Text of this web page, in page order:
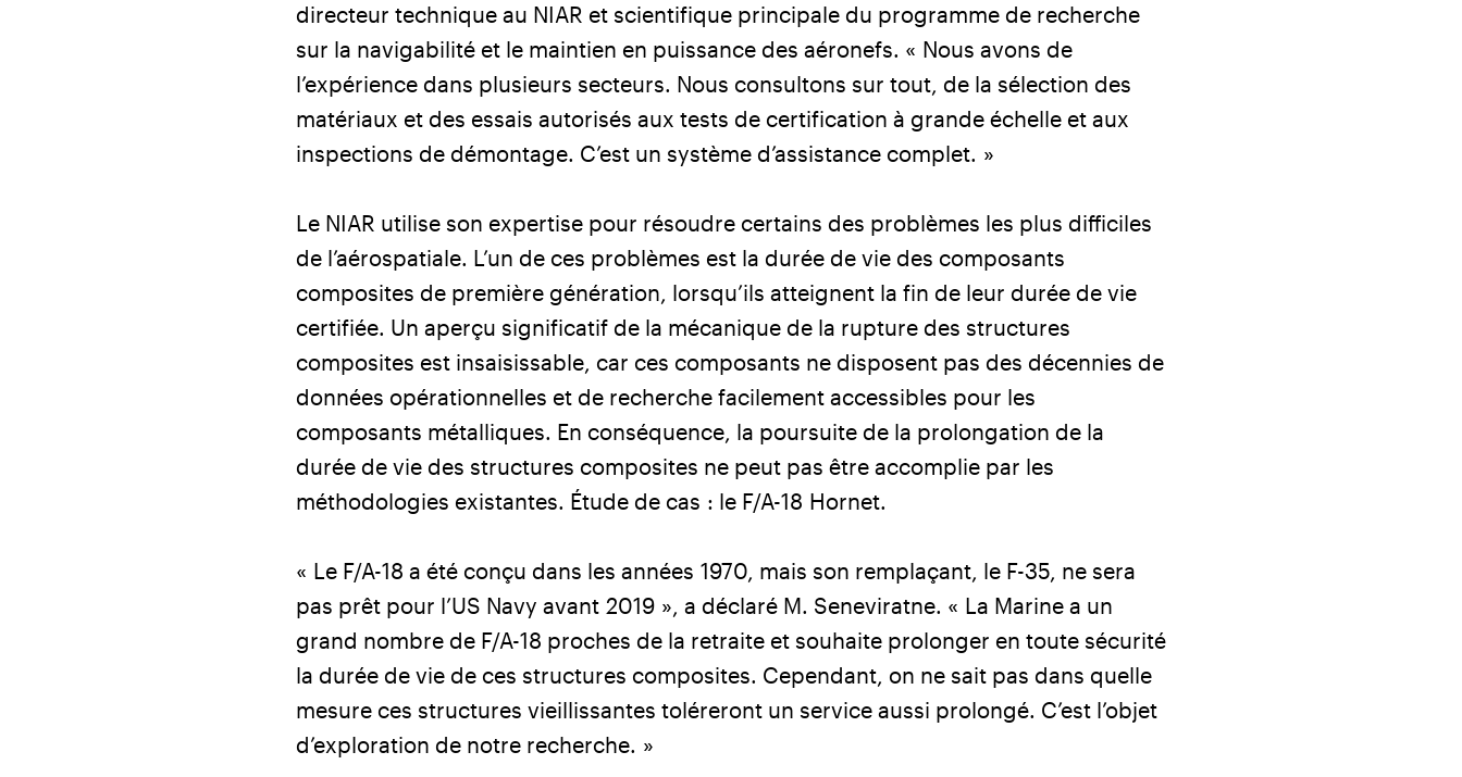
directeur technique au NIAR et scientifique principale du programme de recherche
sur la navigabilité et le maintien en puissance des aéronefs. « Nous avons de
l’expérience dans plusieurs secteurs. Nous consultons sur tout, de la sélection des
matériaux et des essais autorisés aux tests de certification à grande échelle et aux
inspections de démontage. C’est un système d’assistance complet. »
Le NIAR utilise son expertise pour résoudre certains des problèmes les plus difficiles
de l’aérospatiale. L’un de ces problèmes est la durée de vie des composants
composites de première génération, lorsqu’ils atteignent la fin de leur durée de vie
certifiée. Un aperçu significatif de la mécanique de la rupture des structures
composites est insaisissable, car ces composants ne disposent pas des décennies de
données opérationnelles et de recherche facilement accessibles pour les
composants métalliques. En conséquence, la poursuite de la prolongation de la
durée de vie des structures composites ne peut pas être accomplie par les
méthodologies existantes. Étude de cas : le F/A-18 Hornet.
« Le F/A-18 a été conçu dans les années 1970, mais son remplaçant, le F-35, ne sera
pas prêt pour l’US Navy avant 2019 », a déclaré M. Seneviratne. « La Marine a un
grand nombre de F/A-18 proches de la retraite et souhaite prolonger en toute sécurité
la durée de vie de ces structures composites. Cependant, on ne sait pas dans quelle
mesure ces structures vieillissantes toléreront un service aussi prolongé. C’est l’objet
d’exploration de notre recherche. »